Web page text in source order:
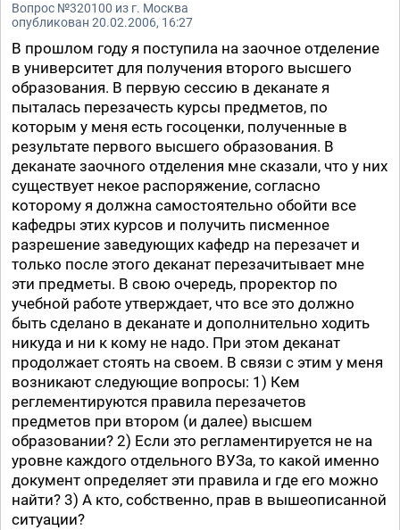
Вопрос №320100 из г. Москва
опубликован 20.02.2006, 16:27
В прошлом году я поступила на заочное отделение
в университет для получения второго высшего
образования. В первую сессию в деканате я
пыталась перезачесть курсы предметов, по
которым у меня есть госоценки, полученные в
результате первого высшего образования. В
деканате заочного отделения мне сказали, что у них
существует некое распоряжение, согласно
которому я должна самостоятельно обойти все
кафедры этих курсов и получить писменное
разрешение заведующих кафедр на перезачет и
только после этого деканат перезачитывает мне
эти предметы. В свою очередь, проректор по
учебной работе утверждает, что все это должно
быть сделано в деканате и дополнительно ходить
никуда и ни к кому не надо. При этом деканат
продолжает стоять на своем. В связи с этим у меня
возникают следующие вопросы: 1) Кем
реглементируются правила перезачетов
предметов при втором (и далее) высшем
образовании? 2) Если это регламентируется не на
уровне каждого отдельного ВУЗа, то какой именно
документ определяет эти правила и где его можно
найти? 3) А кто, собственно, прав в вышеописанной
ситуации?